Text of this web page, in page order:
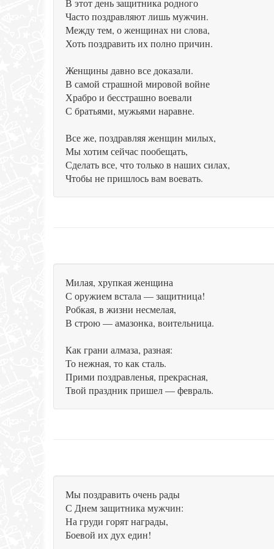
В этот день защитника родного
Часто поздравляют лишь мужчин.
Между тем, о женщинах ни слова,
Хоть поздравить их полно причин.
Женщины давно все доказали.
В самой страшной мировой войне
Храбро и бесстрашно воевали
С братьями, мужьями наравне.
Все же, поздравляя женщин милых,
Мы хотим сейчас пообещать,
Сделать все, что только в наших силах,
Чтобы не пришлось вам воевать.
Милая, хрупкая женщина
С оружием встала — защитница!
Робкая, в жизни несмелая,
В строю — амазонка, воительница.
Как грани алмаза, разная:
То нежная, то как сталь.
Прими поздравленья, прекрасная,
Твой праздник пришел — февраль.
Мы поздравить очень рады
С Днем защитника мужчин:
На груди горят награды,
Боевой их дух един!